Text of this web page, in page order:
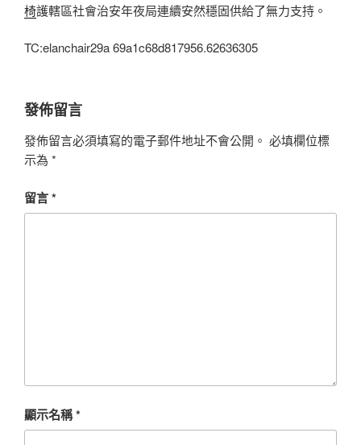
椅護轄區社會治安年夜局連續安然穩固供給了無力支持。
TC:elanchair29a 69a1c68d817956.62636305
發佈留言
發佈留言必須填寫的電子郵件地址不會公開。 必填欄位標
示為 *
留言*
顯示名稱*